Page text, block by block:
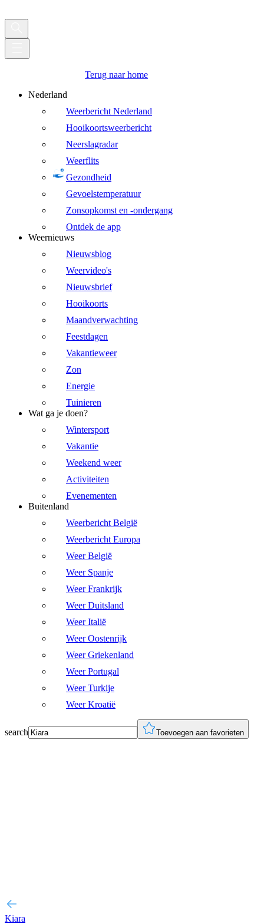
Terug naar home
Nederland
Weerbericht Nederland
Hooikoortsweerbericht
Neerslagradar
Weerflits
Gezondheid
Gevoelstemperatuur
Zonsopkomst en -ondergang
Ontdek de app
Weernieuws
Nieuwsblog
Weervideo's
Nieuwsbrief
Hooikoorts
Maandverwachting
Feestdagen
Vakantieweer
Zon
Energie
Tuinieren
Wat ga je doen?
Wintersport
Vakantie
Weekend weer
Activiteiten
Evenementen
Buitenland
Weerbericht België
Weerbericht Europa
Weer België
Weer Spanje
Weer Frankrijk
Weer Duitsland
Weer Italië
Weer Oostenrijk
Weer Griekenland
Weer Portugal
Weer Turkije
Weer Kroatië
search Toevoegen aan favorieten
Kiara